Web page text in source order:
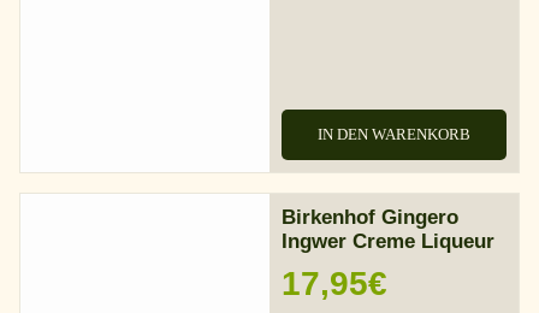
IN DEN WARENKORB
Birkenhof Gingero
Ingwer Creme Liqueur
17,95€